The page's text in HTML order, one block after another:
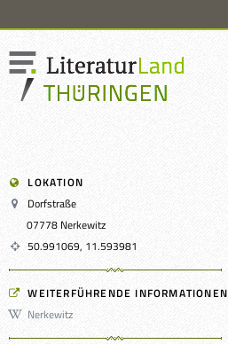
LOKATION
Dorfstraße
07778 Nerkewitz
50.991069, 11.593981
WEITERFÜHRENDE INFORMATIONEN
Nerkewitz